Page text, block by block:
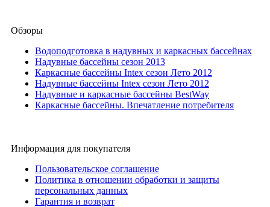
Обзоры
Водоподготовка в надувных и каркасных бассейнах
Надувные бассейны сезон 2013
Каркасные бассейны Intex сезон Лето 2012
Надувные бассейны Intex сезон Лето 2012
Надувные и каркасные бассейны BestWay
Каркасные бассейны. Впечатление потребителя
Информация для покупателя
Пользовательское соглашение
Политика в отношении обработки и защиты
персональных данных
Гарантия и возврат